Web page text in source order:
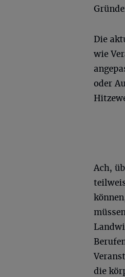
Die
wie
oder
Ach,
die